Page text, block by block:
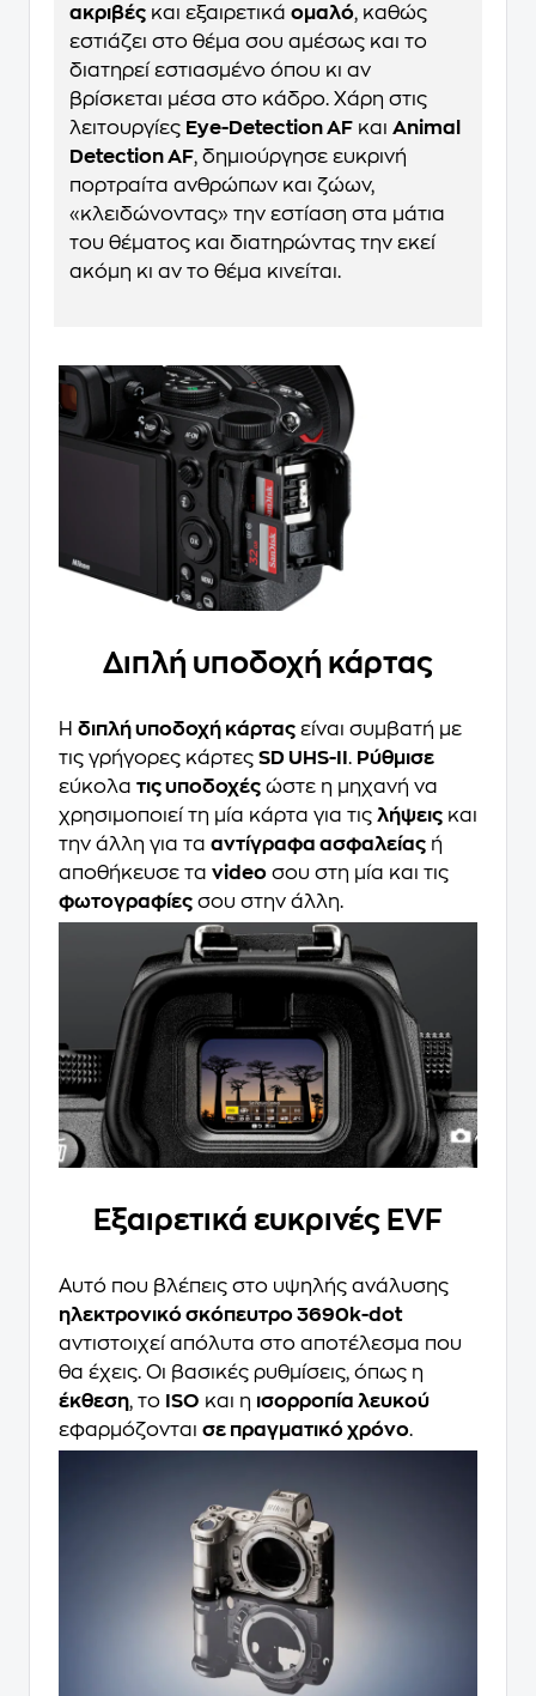
ακριβές και εξαιρετικά ομαλό, καθώς
εστιάζει στο θέμα σου αμέσως και το
διατηρεί εστιασμένο όπου κι αν
βρίσκεται μέσα στο κάδρο. Χάρη στις
λειτουργίες Eye-Detection AF και Animal
Detection AF, δημιούργησε ευκρινή
πορτραίτα ανθρώπων και ζώων,
«κλειδώνοντας» την εστίαση στα μάτια
του θέματος και διατηρώντας την εκεί
ακόμη κι αν το θέμα κινείται.
Διπλή υποδοχή κάρτας
Η διπλή υποδοχή κάρτας είναι συμβατή με
τις γρήγορες κάρτες SD UHS-II . Ρύθμισε
εύκολα τις υποδοχές ώστε η μηχανή να
χρησιμοποιεί τη μία κάρτα για τις λήψεις και
την άλλη για τα αντίγραφα ασφαλείας ή
αποθήκευσε τα video σου στη μία και τις
φωτογραφίες σου στην άλλη.
Εξαιρετικά ευκρινές EVF
Αυτό που βλέπεις στο υψηλής ανάλυσης
ηλεκτρονικό σκόπευτρο 3690k-dot
αντιστοιχεί απόλυτα στο αποτέλεσμα που
θα έχεις. Οι βασικές ρυθμίσεις, όπως η
έκθεση, το ISO και η ισορροπία λευκού
εφαρμόζονται σε πραγματικό χρόνο.